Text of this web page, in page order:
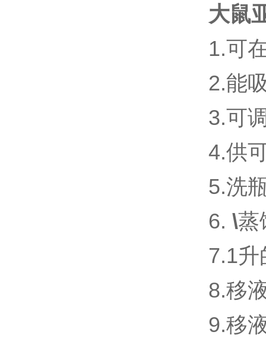
大鼠
1.可
2.能
3.可
4.供
5.洗
6. \蒸
7.1升
8.移
9.移